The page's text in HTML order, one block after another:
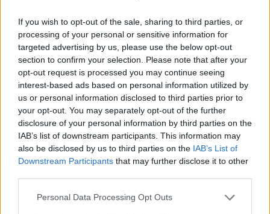
If you wish to opt-out of the sale, sharing to third parties, or
processing of your personal or sensitive information for
targeted advertising by us, please use the below opt-out
section to confirm your selection. Please note that after your
opt-out request is processed you may continue seeing
interest-based ads based on personal information utilized by
us or personal information disclosed to third parties prior to
your opt-out. You may separately opt-out of the further
disclosure of your personal information by third parties on the
IAB’s list of downstream participants. This information may
also be disclosed by us to third parties on the IAB’s List of
Downstream Participants that may further disclose it to other
Please note that this website/app uses one or more Google
Personal Data Processing Opt Outs
Αρχιτεκτονικής. Δεν ντρέπομαι να μιλήσω για όλ'
αυτά, όπου δείχνουν πως μέσα στη φύση μου δεν
ήταν η Αρχιτεκτονική το πραγματικό κέντρο των
κλίσεών μου».
Ο αρχιτέκτων που
ζωγράφιζε
Η συνέχεια της πορείας
του βρίσκεται στο
σχεδιαστήριο του
αρχιτέκτονα. Όμως